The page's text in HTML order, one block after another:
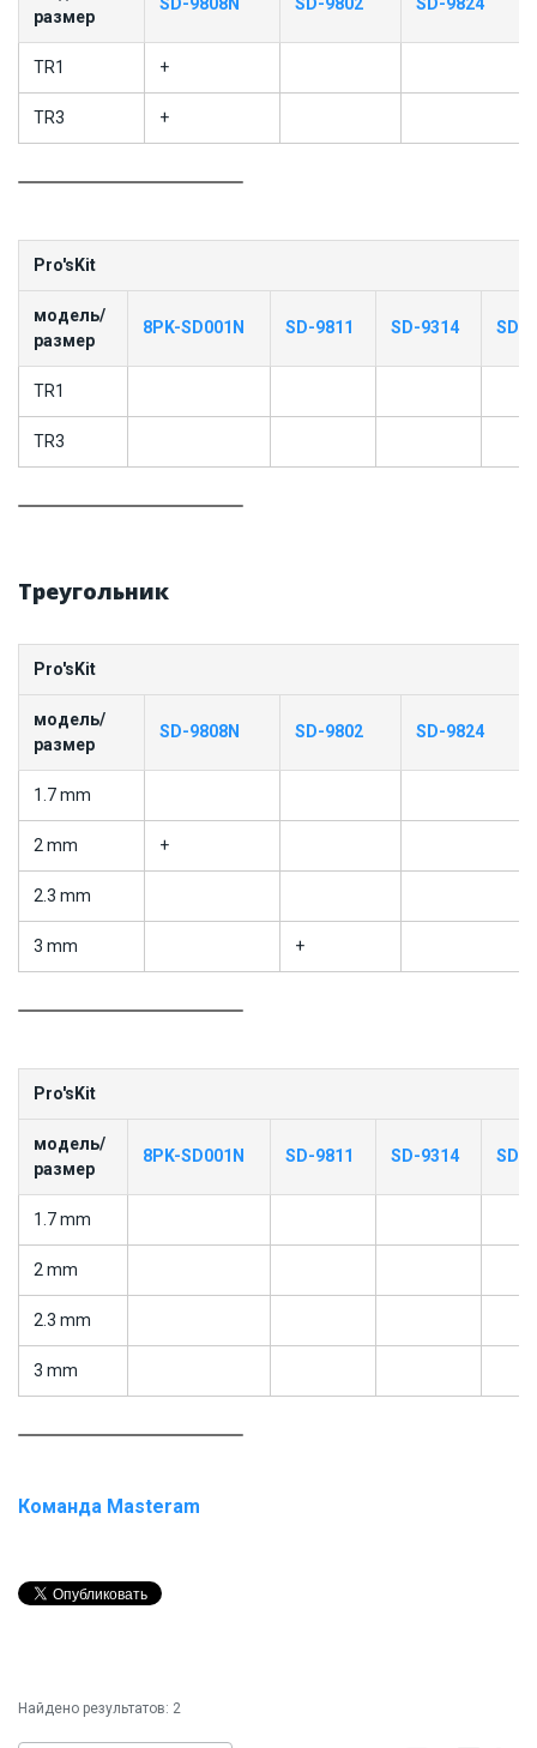
размер
TR1 +
TR3 +
Pro'sKit
модель/
размер
8PK-SD001N SD-9811 SD-9314 SD-
TR1
TR3
Треугольник
Pro'sKit
модель/
размер
SD-9808N SD-9802 SD-9824
1.7 mm
2 mm +
2.3 mm
3 mm +
Pro'sKit
модель/
размер
8PK-SD001N SD-9811 SD-9314 SD-
1.7 mm
2 mm
2.3 mm
3 mm
Команда Masteram
Найдено результатов: 2